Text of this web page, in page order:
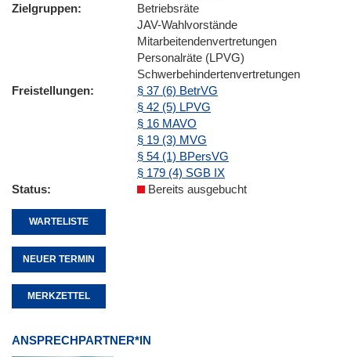
Zielgruppen
Betriebsräte
JAV-Wahlvorstände
Mitarbeitendenvertretungen
Personalräte (LPVG)
Schwerbehindertenvertretungen
Freistellungen
§ 37 (6) BetrVG
§ 42 (5) LPVG
§ 16 MAVO
§ 19 (3) MVG
§ 54 (1) BPersVG
§ 179 (4) SGB IX
Status
Bereits ausgebucht
WARTELISTE
NEUER TERMIN
MERKZETTEL
ANSPRECHPARTNER*IN